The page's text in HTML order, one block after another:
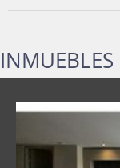
INMUEBLES